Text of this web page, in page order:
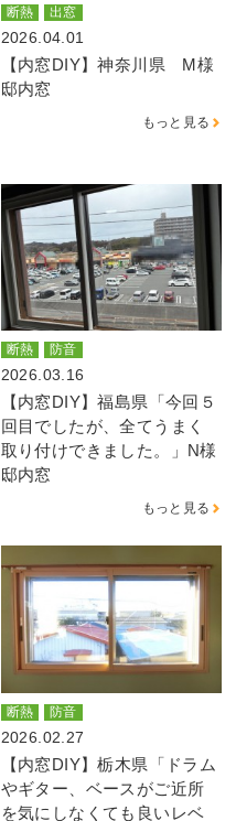
断熱 出窓
2026.04.01
【内窓DIY】神奈川県 M様
邸内窓
もっと見る
断熱 防音
2026.03.16
【内窓DIY】福島県「今回５
回目でしたが、全てうまく
取り付けできました。」N様
邸内窓
もっと見る
断熱 防音
2026.02.27
【内窓DIY】栃木県「ドラム
やギター、ベースがご近所
を気にしなくても良いレベ